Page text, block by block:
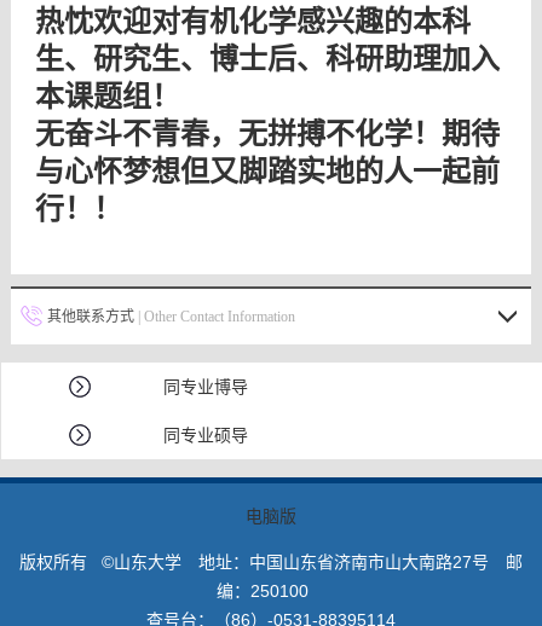
热忱欢迎对有机化学感兴趣的本科
生、研究生、博士后、科研助理加入
本课题组！
无奋斗不青春，无拼搏不化学！期待
与心怀梦想但又脚踏实地的人一起前
行！！
其他联系方式| Other Contact Information
同专业博导
同专业硕导
电脑版
版权所有 ©山东大学 地址：中国山东省济南市山大南路27号 邮
编：250100
查号台：（86）-0531-88395114